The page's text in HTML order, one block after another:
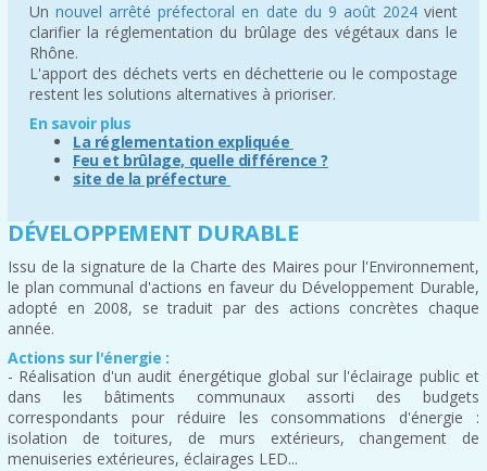
Unnouvel arrêté préfectoral en date du 9 août 2024vient
clarifier la réglementation du brûlage des végétaux dans le
Rhône.
L'apport des déchets verts en déchetterie ou le compostage
restent les solutions alternatives à prioriser.
En savoir plus
La réglementation expliquée
Feu et brûlage, quelle différence ?
site de la préfecture
DÉVELOPPEMENT DURABLE
Issu de la signature de la Charte des Maires pour l'Environnement,
le plan communal d'actions en faveur du Développement Durable,
adopté en 2008, se traduit par des actions concrètes chaque
année.
Actions sur l'énergie :
- Réalisation d'un audit énergétique global sur l'éclairage public et
dans les bâtiments communaux assorti des budgets
correspondants pour réduire les consommations d'énergie :
isolation de toitures, de murs extérieurs, changement de
menuiseries extérieures, éclairages LED...